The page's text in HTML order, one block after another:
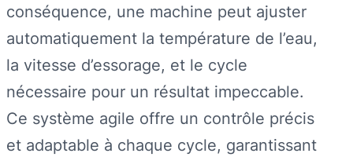
conséquence, une machine peut ajuster
automatiquement la température de l’eau,
la vitesse d’essorage, et le cycle
nécessaire pour un résultat impeccable.
Ce système agile offre un contrôle précis
et adaptable à chaque cycle, garantissant